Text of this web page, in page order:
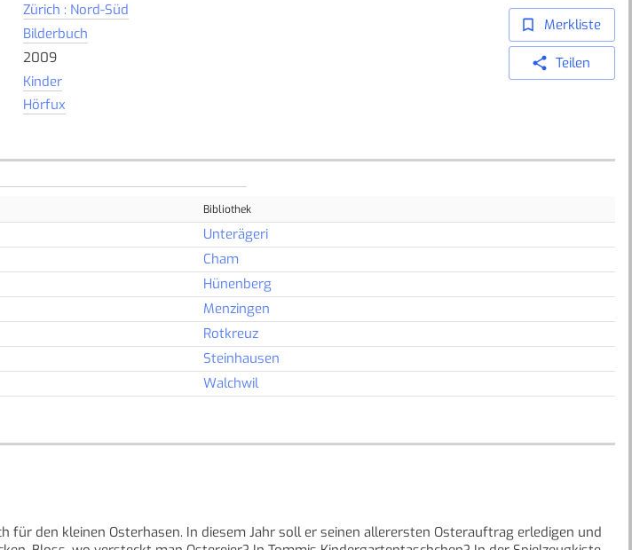
Zürich : Nord-Süd
Bilderbuch
2009
Kinder
Hörfux
Merkliste
Teilen
Bibliothek
Unterägeri
Cham
Hünenberg
Menzingen
Rotkreuz
Steinhausen
Walchwil
für den kleinen Osterhasen. In diesem Jahr soll er seinen allerersten Osterauftrag erledigen und